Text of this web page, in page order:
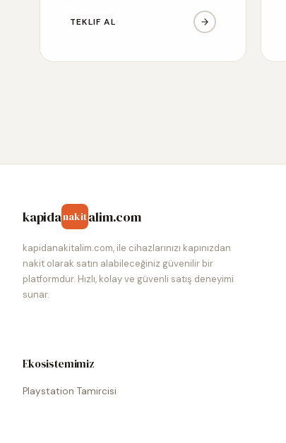
TEKLIF AL
kapidanakitalim.com
kapidanakitalim.com, ile cihazlarınızı kapınızdan
nakit olarak satın alabileceğiniz güvenilir bir
platformdur. Hızlı, kolay ve güvenli satış deneyimi
sunar.
Ekosistemimiz
Playstation Tamircisi